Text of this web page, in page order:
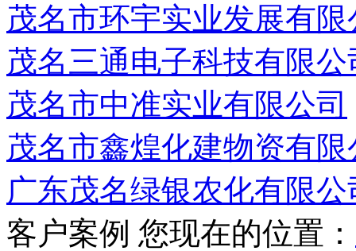
茂名市环宇实业发展有限
茂名三通电子科技有限公
茂名市中准实业有限公司
茂名市鑫煌化建物资有限
广东茂名绿银农化有限公
客户案例 您现在的位置：